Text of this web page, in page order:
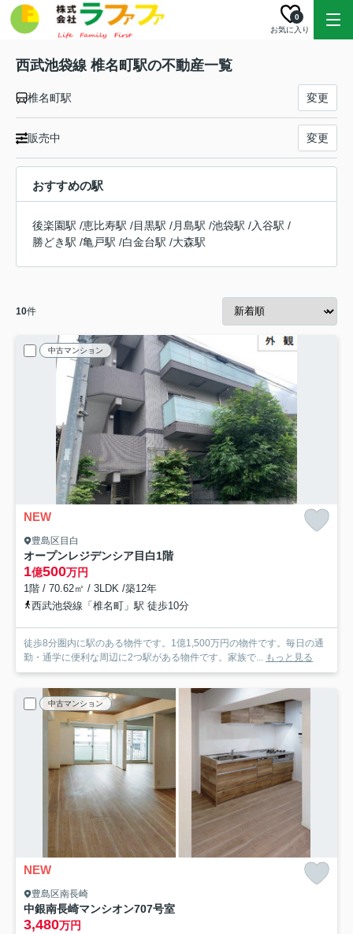
お気に入り
0
西武池袋線 椎名町駅の不動産一覧
椎名町駅 変更
販売中 変更
おすすめの駅
後楽園駅 /恵比寿駅 /目黒駅 /月島駅 /池袋駅 /入谷駅 /
勝どき駅 /亀戸駅 /白金台駅 /大森駅
10件
中古マンション
NEW
豊島区目白
オープンレジデンシア目白1階
1億500万円
1階 / 70.62㎡ / 3LDK /築12年
西武池袋線「椎名町」駅 徒歩10分
徒歩8分圏内に駅のある物件です。1億1,500万円の物件です。毎日の通
勤・通学に便利な周辺に2つ駅がある物件です。家族で... もっと見る
中古マンション
NEW
豊島区南長崎
中銀南長崎マンシオン707号室
3,480万円